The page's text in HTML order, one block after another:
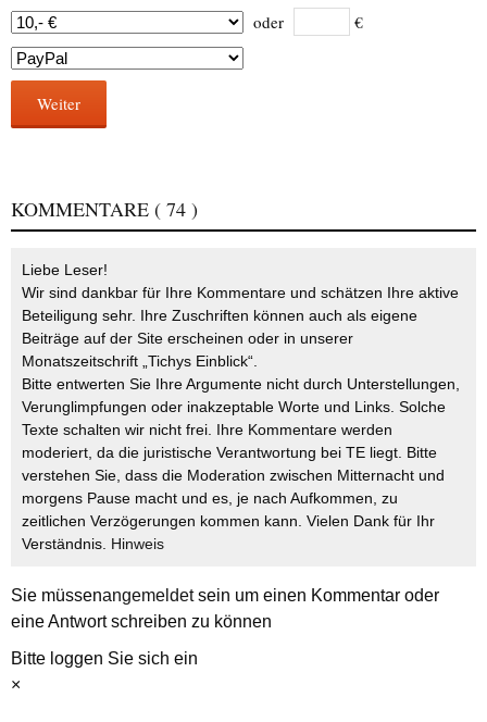
oder
€
Weiter
KOMMENTARE ( 74 )
Liebe Leser!
Wir sind dankbar für Ihre Kommentare und schätzen Ihre aktive
Beteiligung sehr. Ihre Zuschriften können auch als eigene
Beiträge auf der Site erscheinen oder in unserer
Monatszeitschrift „Tichys Einblick“.
Bitte entwerten Sie Ihre Argumente nicht durch Unterstellungen,
Verunglimpfungen oder inakzeptable Worte und Links. Solche
Texte schalten wir nicht frei. Ihre Kommentare werden
moderiert, da die juristische Verantwortung bei TE liegt. Bitte
verstehen Sie, dass die Moderation zwischen Mitternacht und
morgens Pause macht und es, je nach Aufkommen, zu
zeitlichen Verzögerungen kommen kann. Vielen Dank für Ihr
Verständnis. Hinweis
Sie müssenangemeldetsein um einen Kommentar oder
eine Antwort schreiben zu können
Bitte loggen Sie sich ein
×